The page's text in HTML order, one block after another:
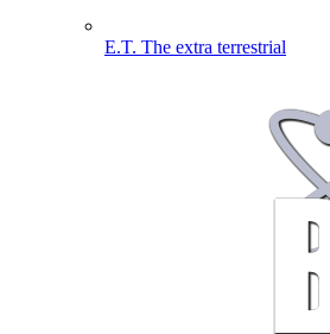
E.T. The extra terrestrial